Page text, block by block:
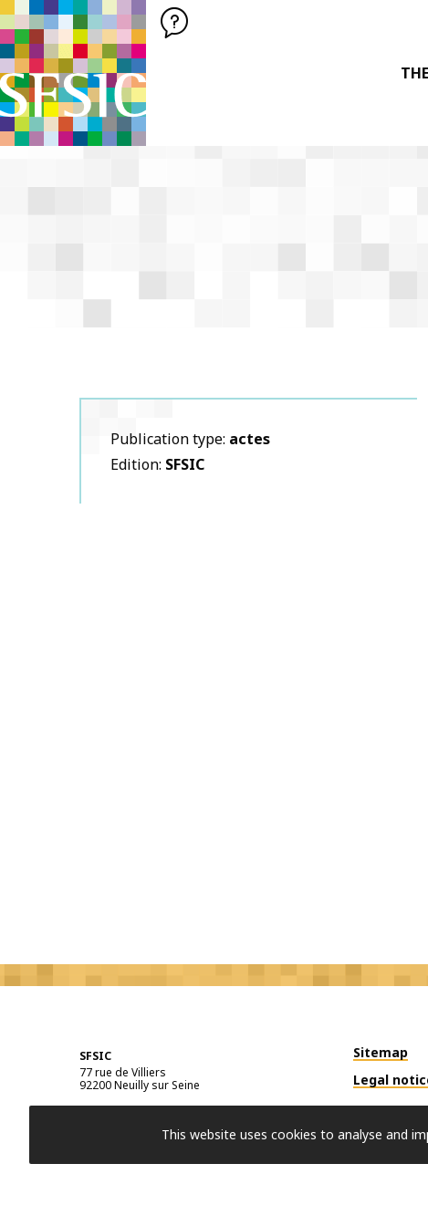
SFSIC SOCIÉTÉ FRANÇAISE DES SCIENCES DE L'INFORMATION & DE
Société Française des Sciences de
Publication type actes
Edition SFSIC
SFSIC
77 rue de Villiers
92200Neuilly sur Seine
Sitemap
Legal
This website uses cookies to analyse and